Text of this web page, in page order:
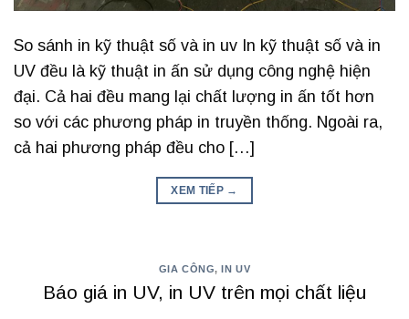
So sánh in kỹ thuật số và in uv In kỹ thuật số và in
UV đều là kỹ thuật in ấn sử dụng công nghệ hiện
đại. Cả hai đều mang lại chất lượng in ấn tốt hơn
so với các phương pháp in truyền thống. Ngoài ra,
cả hai phương pháp đều cho […]
XEM TIẾP →
GIA CÔNG,IN UV
Báo giá in UV, in UV trên mọi chất liệu